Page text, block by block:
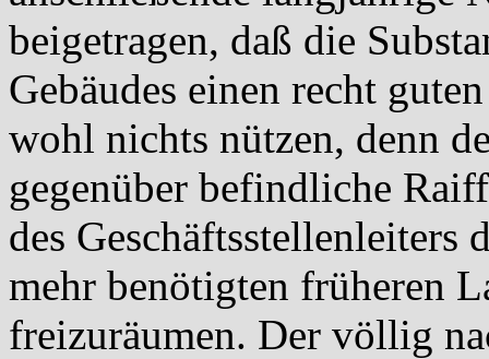
beigetragen, daß die
Gebäudes einen recht
wohl nichts nützen, denn
gegenüber befindliche
des Geschäftsstellenleiters
mehr benötigten früheren
freizuräumen. Der völlig